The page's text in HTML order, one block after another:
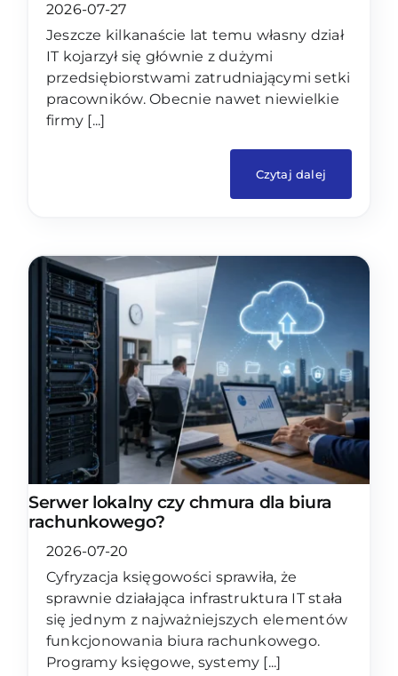
2026-07-27
Jeszcze kilkanaście lat temu własny dział
IT kojarzył się głównie z dużymi
przedsiębiorstwami zatrudniającymi setki
pracowników. Obecnie nawet niewielkie
firmy [...]
Czytaj dalej
Serwer lokalny czy chmura dla biura
rachunkowego?
2026-07-20
Cyfryzacja księgowości sprawiła, że
sprawnie działająca infrastruktura IT stała
się jednym z najważniejszych elementów
funkcjonowania biura rachunkowego.
Programy księgowe, systemy [...]